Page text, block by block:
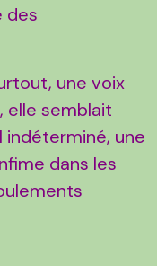
des
une voix
elle semblait
indéterminé, une
dans les